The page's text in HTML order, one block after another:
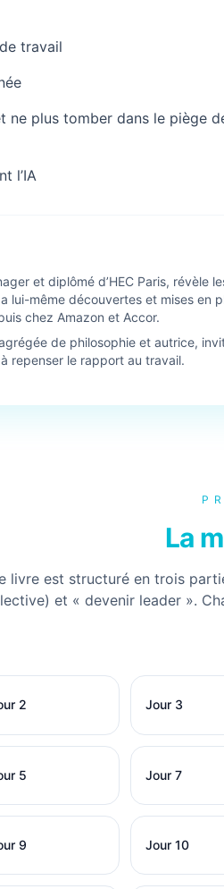
travail
ne plus tomber dans le piège
l’IA
et diplômé d’HEC Paris, révèle
lui-même découvertes et mises en
chez Amazon et Accor.
de philosophie et autrice,
repenser le rapport au travail.
La
livre est structuré en trois
et « devenir leader ».
2 Jour 3
5 Jour 7
9 Jour 10